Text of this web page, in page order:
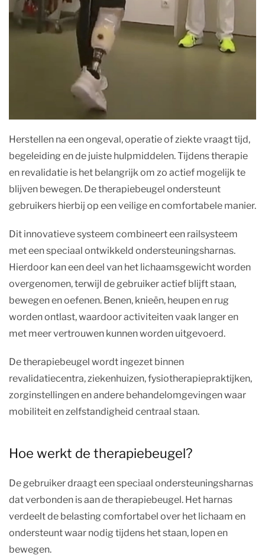
Herstellen na een ongeval, operatie of ziekte vraagt tijd,
begeleiding en de juiste hulpmiddelen. Tijdens therapie
en revalidatie is het belangrijk om zo actief mogelijk te
blijven bewegen. De therapiebeugel ondersteunt
gebruikers hierbij op een veilige en comfortabele manier.
Dit innovatieve systeem combineert een railsysteem
met een speciaal ontwikkeld ondersteuningsharnas.
Hierdoor kan een deel van het lichaamsgewicht worden
overgenomen, terwijl de gebruiker actief blijft staan,
bewegen en oefenen. Benen, knieën, heupen en rug
worden ontlast, waardoor activiteiten vaak langer en
met meer vertrouwen kunnen worden uitgevoerd.
De therapiebeugel wordt ingezet binnen
revalidatiecentra, ziekenhuizen, fysiotherapiepraktijken,
zorginstellingen en andere behandelomgevingen waar
mobiliteit en zelfstandigheid centraal staan.
Hoe werkt de therapiebeugel?
De gebruiker draagt een speciaal ondersteuningsharnas
dat verbonden is aan de therapiebeugel. Het harnas
verdeelt de belasting comfortabel over het lichaam en
ondersteunt waar nodig tijdens het staan, lopen en
bewegen.